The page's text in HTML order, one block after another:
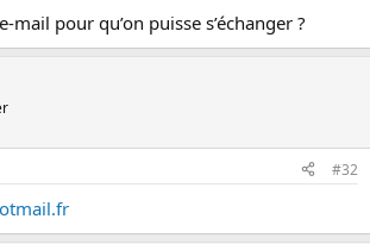
mail pour qu’on puisse s’échanger ?
#32